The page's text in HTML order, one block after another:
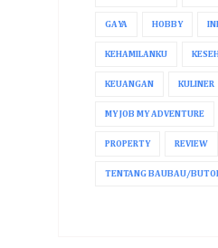
GAYA HOBBY
KEHAMILANKU
KEUANGAN KULINER
MY JOB MY ADVENTURE
PROPERTY REVIEW
TENTANG BAUBAU/